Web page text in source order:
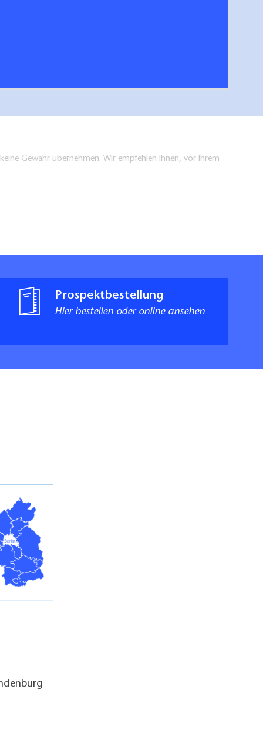
Gewähr übernehmen. Wir empfehlen Ihnen, vor Ihrem
Prospektbestellung
Hier bestellen oder online ansehen